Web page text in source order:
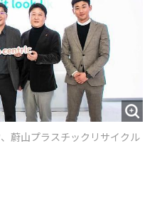
蔚山プラスチックリサイクル